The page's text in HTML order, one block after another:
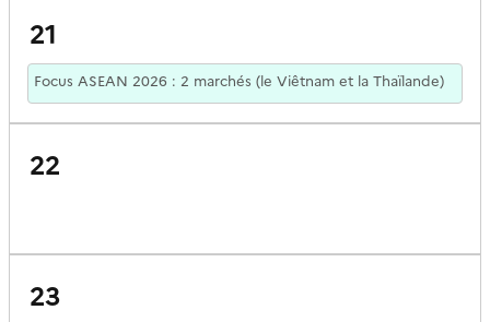
21
Focus ASEAN 2026 : 2 marchés (le Viêtnam et la Thaïlande)
22
23